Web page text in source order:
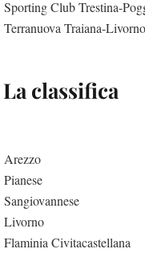
Sporting Club
Terranuova Traiana-Livorno
La classifica
Arezzo
Pianese
Sangiovannese
Livorno
Flaminia Civitacastellana